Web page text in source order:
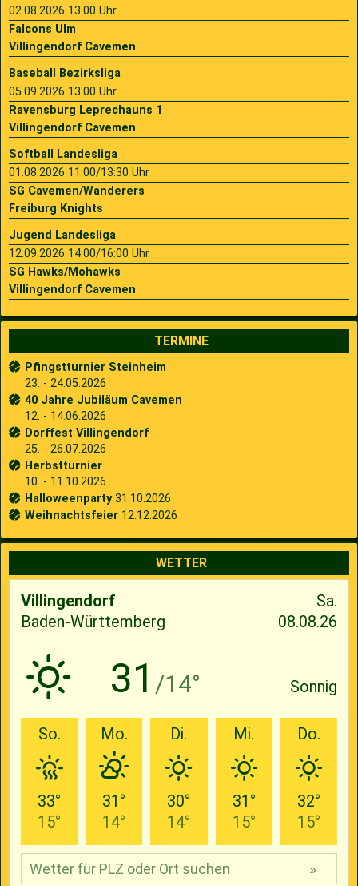
02.08.2026 13:00 Uhr
Falcons Ulm
Villingendorf Cavemen
Baseball Bezirksliga
05.09.2026 13:00 Uhr
Ravensburg Leprechauns 1
Villingendorf Cavemen
Softball Landesliga
01.08.2026 11:00/13:30 Uhr
SG Cavemen/Wanderers
Freiburg Knights
Jugend Landesliga
12.09.2026 14:00/16:00 Uhr
SG Hawks/Mohawks
Villingendorf Cavemen
TERMINE
Pfingstturnier Steinheim
23. - 24.05.2026
40 Jahre Jubiläum Cavemen
12. - 14.06.2026
Dorffest Villingendorf
25. - 26.07.2026
Herbstturnier
10. - 11.10.2026
Halloweenparty31.10.2026
Weihnachtsfeier 12.12.2026
WETTER